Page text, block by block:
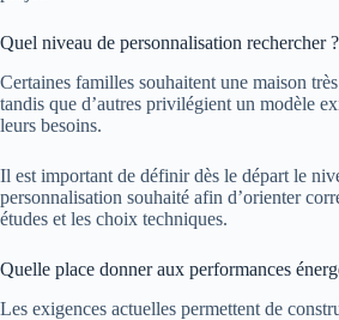
Quel niveau de personnalisation rechercher ?
Certaines familles souhaitent une maison
tandis que d’autres privilégient un modèle
leurs besoins.
Il est important de définir dès le départ le
personnalisation souhaité afin d’orienter
études et les choix techniques.
Quelle place donner aux performances
Les exigences actuelles permettent de